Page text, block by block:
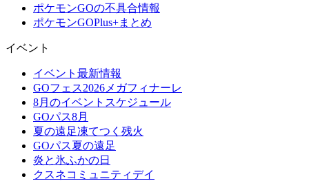
ポケモンGOの不具合情報
ポケモンGOPlus+まとめ
イベント
イベント最新情報
GOフェス2026メガフィナーレ
8月のイベントスケジュール
GOパス8月
夏の遠足凍てつく残火
GOパス夏の遠足
炎と氷ふかの日
クスネコミュニティデイ